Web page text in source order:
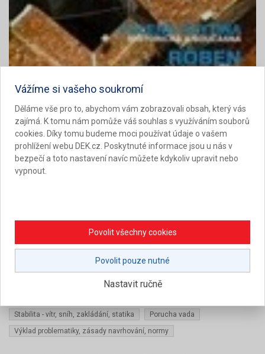
HYDROIZOLAČNÍ RIZIKA ŠIKMÝCH STŘECH
Stabilita - vítr, sníh, zakládání, statika
Porucha vada
Výklad problematiky, zásady navrhování, normy
Vážíme si vašeho soukromí
Děláme vše pro to, abychom vám zobrazovali obsah, který vás
zajímá. K tomu nám pomůže váš souhlas s využíváním souborů
cookies. Díky tomu budeme moci používat údaje o vašem
prohlížení webu DEK.cz. Poskytnuté informace jsou u nás v
bezpečí a toto nastavení navíc můžete kdykoliv upravit nebo
vypnout.
Povolit všechny cookies
Povolit pouze nutné
Nastavit ručně